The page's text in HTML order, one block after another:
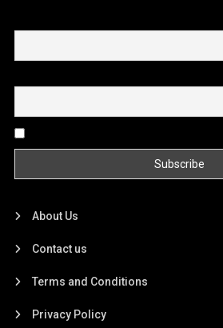
About Us
Contact us
Terms and Conditions
Privacy Policy